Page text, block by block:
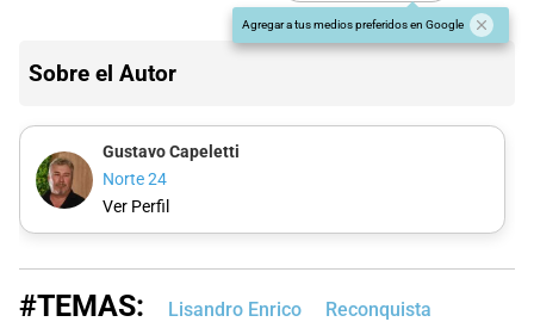
Agregar a tus medios preferidos en Google
Sobre el Autor
Gustavo Capeletti
Norte 24
Ver Perfil
#TEMAS: Lisandro Enrico Reconquista